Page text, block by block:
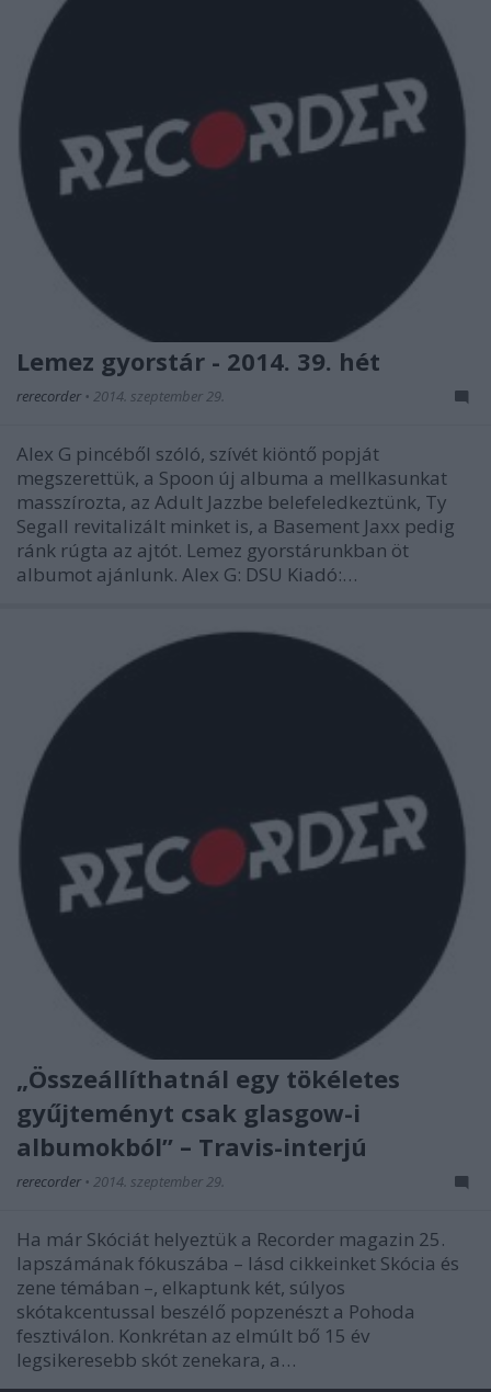
Lemez gyorstár - 2014. 39. hét
rerecorder • 2014. szeptember 29.
Alex G pincéből szóló, szívét kiöntő popját
megszerettük, a Spoon új albuma a mellkasunkat
masszírozta, az Adult Jazzbe belefeledkeztünk, Ty
Segall revitalizált minket is, a Basement Jaxx pedig
ránk rúgta az ajtót. Lemez gyorstárunkban öt
albumot ajánlunk. Alex G: DSU Kiadó:…
„Összeállíthatnál egy tökéletes
gyűjteményt csak glasgow-i
albumokból” – Travis-interjú
rerecorder • 2014. szeptember 29.
Ha már Skóciát helyeztük a Recorder magazin 25.
lapszámának fókuszába – lásd cikkeinket Skócia és
zene témában –, elkaptunk két, súlyos
skótakcentussal beszélő popzenészt a Pohoda
fesztiválon. Konkrétan az elmúlt bő 15 év
legsikeresebb skót zenekara, a…